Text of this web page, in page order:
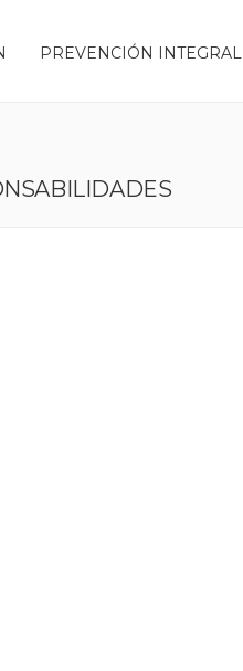
PREVENCIÓN INTEGRAL